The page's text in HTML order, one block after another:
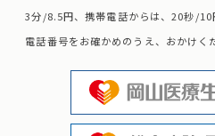
3分/8.5円、携帯電話からは、20秒/10
電話番号をお確かめのうえ、おかけく